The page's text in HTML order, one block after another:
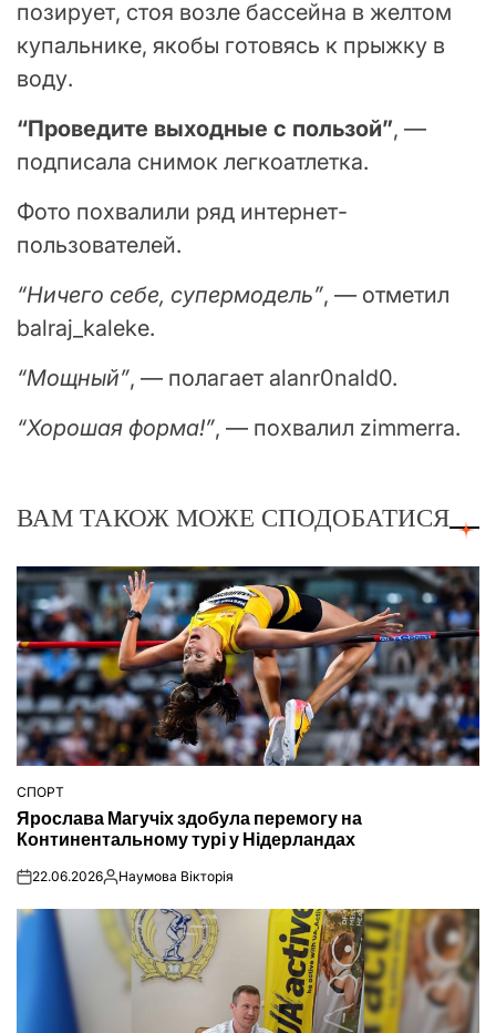
позирует, стоя возле бассейна в желтом
купальнике, якобы готовясь к прыжку в
воду.
“Проведите выходные с пользой”, —
подписала снимок легкоатлетка.
Фото похвалили ряд интернет-
пользователей.
“Ничего себе, супермодель”, — отметил
balraj_kaleke.
“Мощный”, — полагает alanr0nald0.
“Хорошая форма!”, — похвалил zimmerra.
ВАМ ТАКОЖ МОЖЕ СПОДОБАТИСЯ
ОПУБЛІКУВАТИ
У
СПОРТ
Ярослава Магучіх здобула перемогу на
Континентальному турі у Нідерландах
on22.06.2026Опубліковано
Наумова Вікторія